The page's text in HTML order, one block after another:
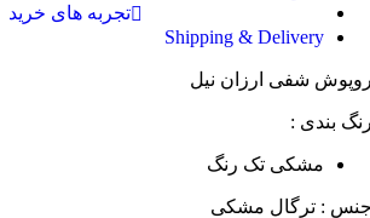
تجربه های خرید
Shipping & Delivery
شفی ارزان نیل
بندی :
مشکی تک رنگ
: ترگال مشکی